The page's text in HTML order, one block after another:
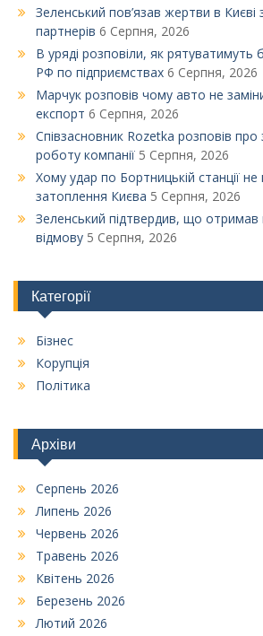
Зеленський пов’язав жертви в Києві
партнерів 6 Серпня, 2026
В уряді розповіли, як рятуватимуть
РФ по підприємствах 6 Серпня, 2026
Марчук розповів чому авто не
експорт 6 Серпня, 2026
Співзасновник Rozetka розповів
роботу компанії 5 Серпня, 2026
Xому удар по Бортницькій станції
затоплення Києва 5 Серпня, 2026
Зеленський підтвердив, що отримав
відмову 5 Серпня, 2026
Категорії
Бізнес
Корупція
Політика
Архіви
Серпень 2026
Липень 2026
Червень 2026
Травень 2026
Квітень 2026
Березень 2026
Лютий 2026